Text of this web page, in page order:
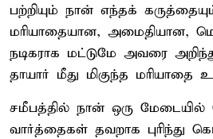
பற்றியும் நான் எந்தக்
மரியாதையான,
நடிகராக மட்டுமே அவரை
தாயார் மீது மிகுந்த மரியாதை
சமீபத்தில் நான் ஒரு மேடையில்
வார்த்தைகள் தவறாக புரிந்து